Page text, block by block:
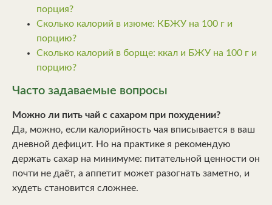
порция?
Сколько калорий в изюме: КБЖУ на 100 г и
порцию?
Сколько калорий в борще: ккал и БЖУ на 100 г и
порцию?
Часто задаваемые вопросы
Можно ли пить чай с сахаром при похудении?
Да, можно, если калорийность чая вписывается в ваш
дневной дефицит. Но на практике я рекомендую
держать сахар на минимуме: питательной ценности он
почти не даёт, а аппетит может разогнать заметно, и
худеть становится сложнее.